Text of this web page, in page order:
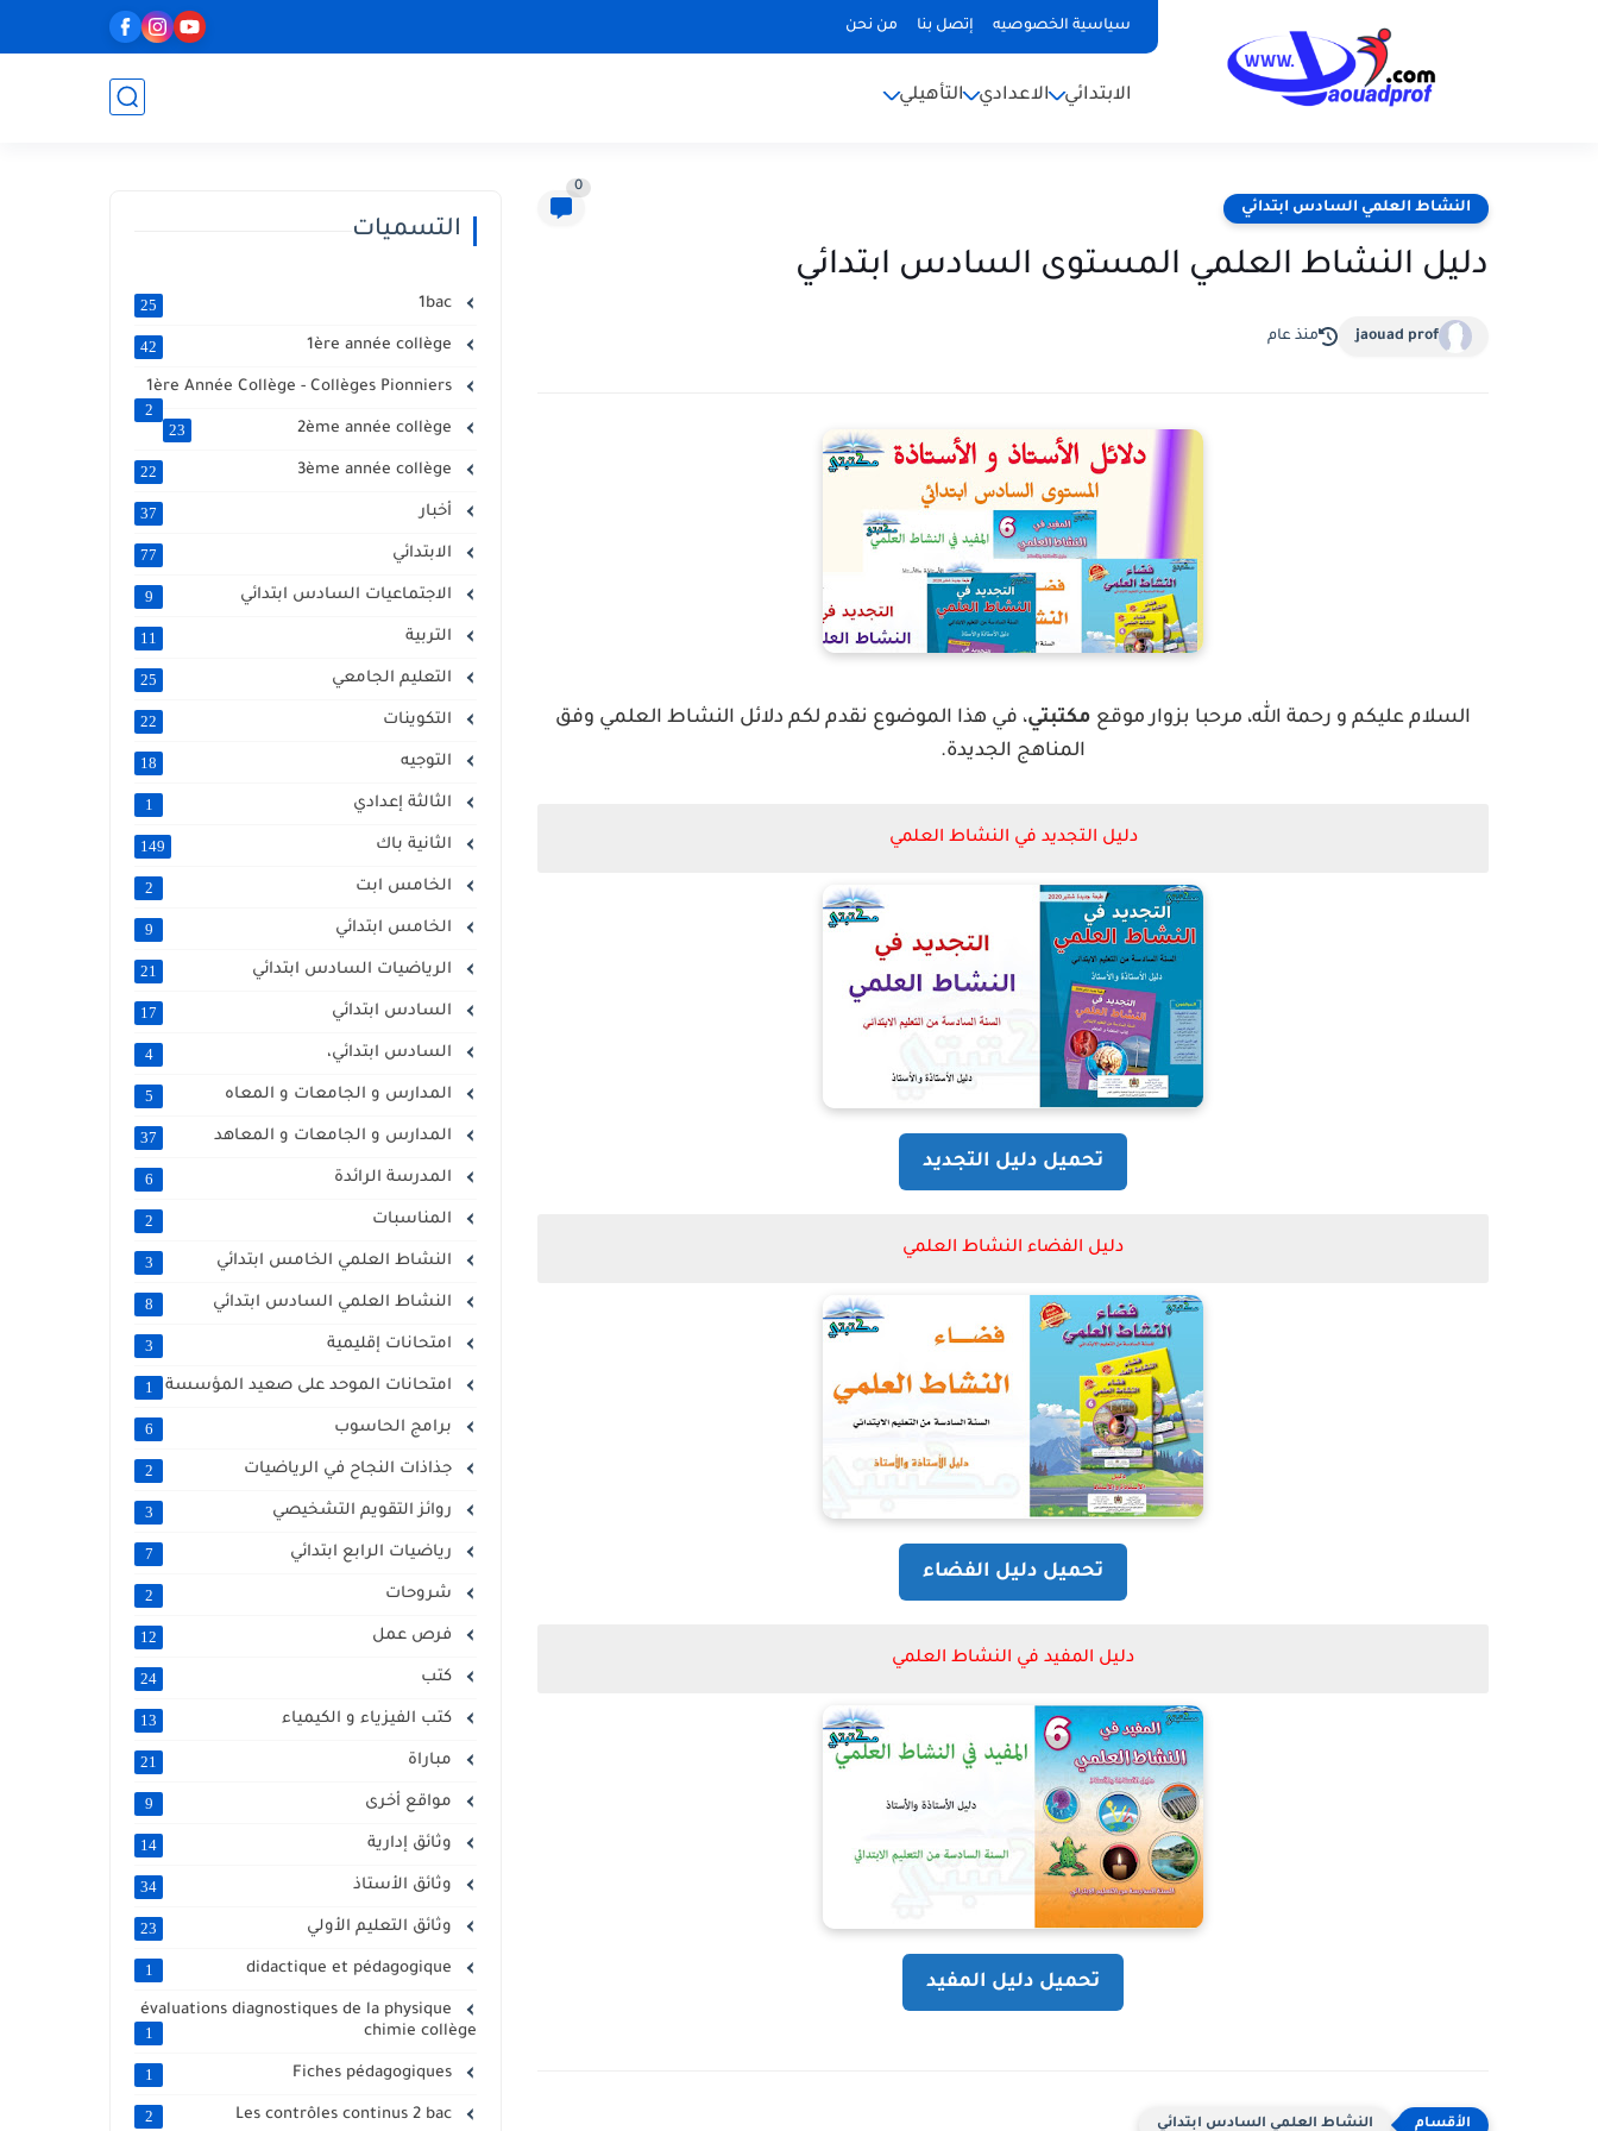
سياسية الخصوصيه إتصل بنا من نحن
الابتدائي الاعدادي التأهيلي
النشاط العلمي السادس ابتدائي
0
دليل النشاط العلمي المستوى السادس ابتدائي
jaouad prof منذ عام
السلام عليكم و رحمة الله، مرحبا بزوار موقع مكتبتي، في هذا الموضوع نقدم لكم دلائل النشاط العلمي وفق
المناهج الجديدة.
دليل التجديد في النشاط العلمي
تحميل دليل التجديد
دليل الفضاء النشاط العلمي
تحميل دليل الفضاء
دليل المفيد في النشاط العلمي
تحميل دليل المفيد
النشاط العلمي السادس ابتدائي
التسميات
1bac
25
42
1ère Année Collège - Collèges Pionniers
2
23
22
أخبار 37
الابتدائي 77
الاجتماعيات السادس ابتدائي 9
التربية 11
التعليم الجامعي 25
التكوينات 22
التوجيه 18
الثالثة إعدادي 1
الثانية باك 149
الخامس ابت 2
الخامس ابتدائي 9
الرياضيات السادس ابتدائي 21
السادس ابتدائي 17
السادس ابتدائي، 4
المدارس و الجامعات و المعاه 5
المدارس و الجامعات و المعاهد 37
المدرسة الرائدة 6
المناسبات 2
النشاط العلمي الخامس ابتدائي 3
النشاط العلمي السادس ابتدائي 8
امتحانات إقليمية 3
امتحانات الموحد على صعيد المؤسسة 1
برامج الحاسوب 6
جذاذات النجاح في الرياضيات 2
روائز التقويم التشخيصي 3
رياضيات الرابع ابتدائي 7
شروحات 2
فرص عمل 12
كتب 24
كتب الفيزياء و الكيمياء 13
مباراة 21
مواقع أخرى 9
وثائق إدارية 14
وثائق الأستاذ 34
وثائق التعليم الأولي 23
1
évaluations diagnostiques de la physique
chimie collège
1
Fiches pédagogiques
1
Les contrôles continus 2 bac
2